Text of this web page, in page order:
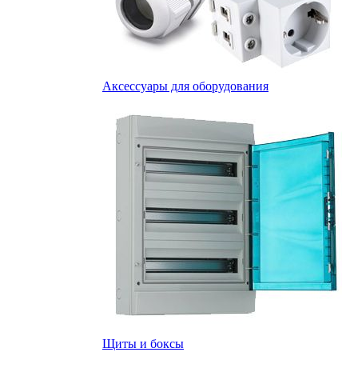
Аксессуары для оборудования
Щиты и боксы